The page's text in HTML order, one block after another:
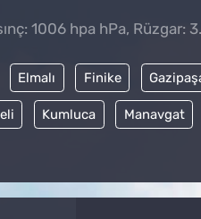
1006 hpa hPa, Rüzgar:
Elmalı Finike
Kumluca Manavgat